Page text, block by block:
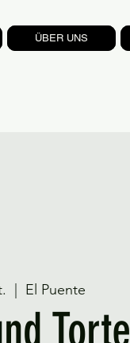
ÜBER UNS
El Puente
Torte